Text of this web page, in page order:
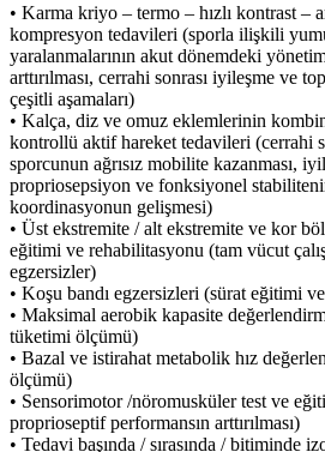
• Karma kriyo – termo – hızlı kontrast –
kompresyon tedavileri (sporla ilişkili
yaralanmalarının akut dönemdeki
arttırılması, cerrahi sonrası iyileşme ve
çeşitli aşamaları)
• Kalça, diz ve omuz eklemlerinin
kontrollü aktif hareket tedavileri (cerrahi
sporcunun ağrısız mobilite kazanması,
propriosepsiyon ve fonksiyonel
koordinasyonun gelişmesi)
• Üst ekstremite / alt ekstremite ve kor
eğitimi ve rehabilitasyonu (tam vücut
egzersizler)
• Koşu bandı egzersizleri (sürat eğitimi
• Maksimal aerobik kapasite
tüketimi ölçümü)
• Bazal ve istirahat metabolik hız
ölçümü)
• Sensorimotor /nöromusküler test ve
proprioseptif performansın arttırılması)
• Tedavi başında / sırasında / bitiminde